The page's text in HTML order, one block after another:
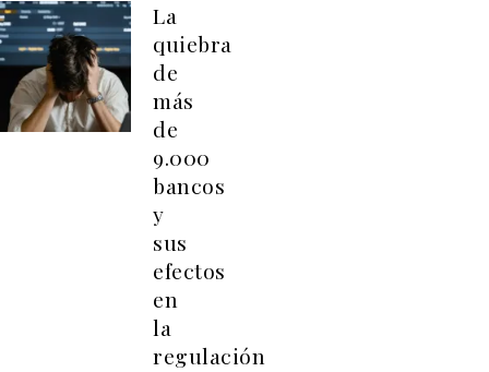
La
quiebra
de
más
de
9.000
bancos
y
sus
efectos
en
la
regulación